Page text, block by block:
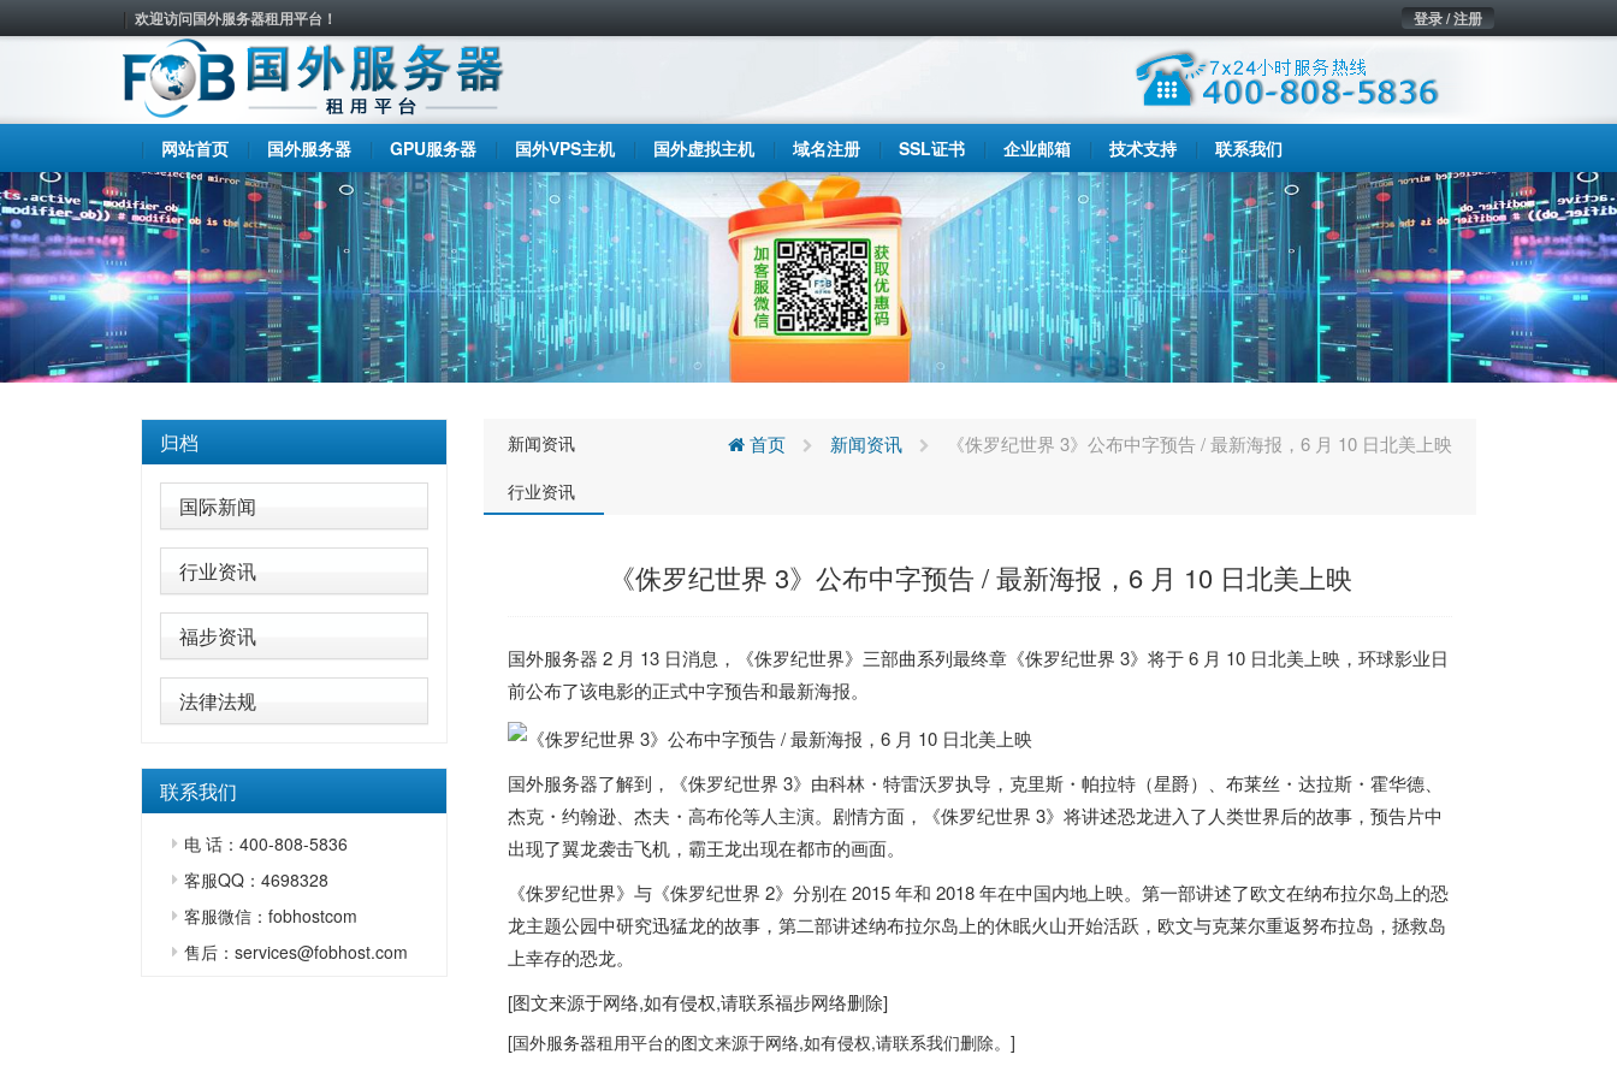
欢迎访问国外服务器租用平台！ 登录 / 注册
网站首页 国外服务器 GPU服务器 国外VPS主机 国外虚拟主机 域名注册 SSL证书 企业邮箱 技术支持 联系我们
归档
国际新闻
行业资讯
福步资讯
法律法规
联系我们
电 话：400-808-5836
客服QQ：4698328
客服微信：fobhostcom
售后：services@fobhost.com
新闻资讯
行业资讯
首页 新闻资讯 《侏罗纪世界 3》公布中字预告 / 最新海报，6 月 10 日北美上映
《侏罗纪世界 3》公布中字预告 / 最新海报，6 月 10 日北美上映
国外服务器 2 月 13 日消息，《侏罗纪世界》三部曲系列最终章《侏罗纪世界 3》将于 6 月 10 日北美上映，环球影业日
前公布了该电影的正式中字预告和最新海报。
国外服务器了解到，《侏罗纪世界 3》由科林・特雷沃罗执导，克里斯・帕拉特（星爵）、布莱丝・达拉斯・霍华德、
杰克・约翰逊、杰夫・高布伦等人主演。剧情方面，《侏罗纪世界 3》将讲述恐龙进入了人类世界后的故事，预告片中
出现了翼龙袭击飞机，霸王龙出现在都市的画面。
《侏罗纪世界》与《侏罗纪世界 2》分别在 2015 年和 2018 年在中国内地上映。第一部讲述了欧文在纳布拉尔岛上的恐
龙主题公园中研究迅猛龙的故事，第二部讲述纳布拉尔岛上的休眠火山开始活跃，欧文与克莱尔重返努布拉岛，拯救岛
上幸存的恐龙。
[图文来源于网络,如有侵权,请联系福步网络删除]
[国外服务器租用平台的图文来源于网络,如有侵权,请联系我们删除。]